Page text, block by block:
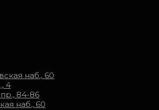
наб., 60
4
84-86
наб., 60